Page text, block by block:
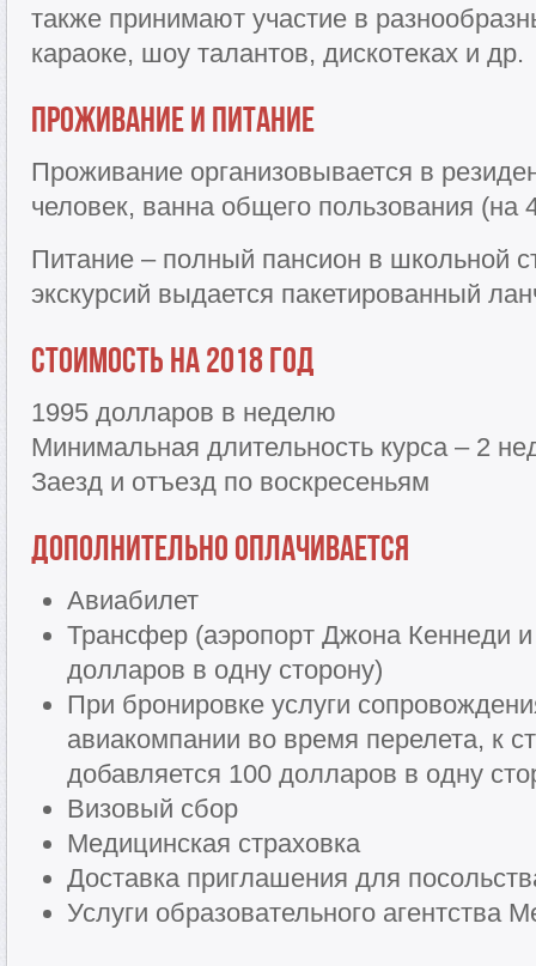
также принимают участие в
караоке, шоу талантов, дискотеках и др.
Проживание и питание
Проживание организовывается в
человек, ванна общего пользования (на
Питание – полный пансион в школьной
экскурсий выдается пакетированный
Стоимость на 2018 год
1995 долларов в неделю
Минимальная длительность курса – 2
Заезд и отъезд по воскресеньям
Дополнительно оплачивается
Авиабилет
Трансфер (аэропорт Джона Кеннеди
долларов в одну сторону)
При бронировке услуги
авиакомпании во время перелета, к
добавляется 100 долларов в одну
Визовый сбор
Медицинская страховка
Доставка приглашения для
Услуги образовательного агентства